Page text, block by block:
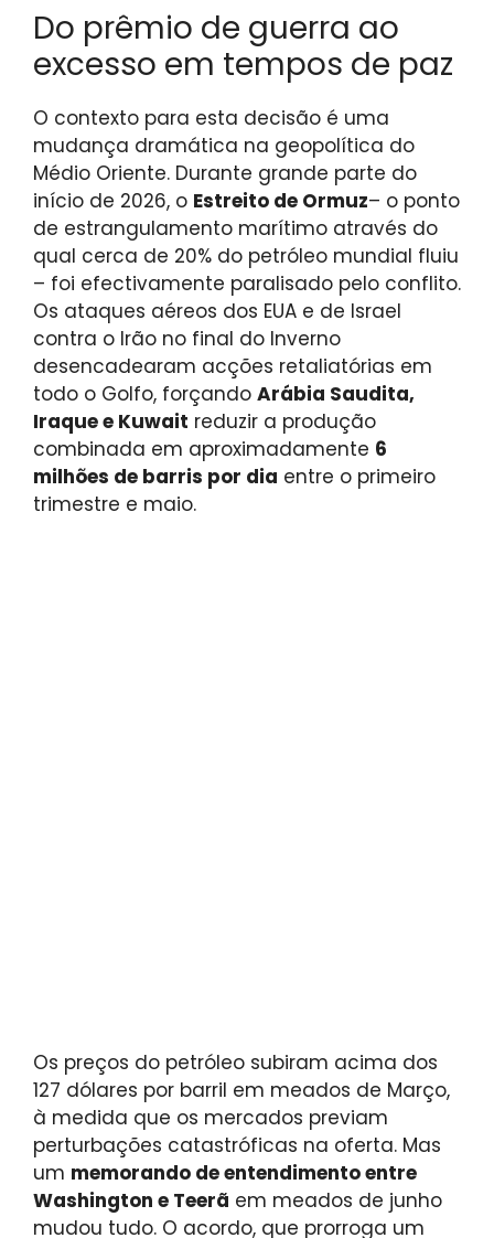
Do prêmio de guerra ao
excesso em tempos de paz
O contexto para esta decisão é uma
mudança dramática na geopolítica do
Médio Oriente. Durante grande parte do
início de 2026, o Estreito de Ormuz– o ponto
de estrangulamento marítimo através do
qual cerca de 20% do petróleo mundial fluiu
– foi efectivamente paralisado pelo conflito.
Os ataques aéreos dos EUA e de Israel
contra o Irão no final do Inverno
desencadearam acções retaliatórias em
todo o Golfo, forçando Arábia Saudita,
Iraque e Kuwait reduzir a produção
combinada em aproximadamente 6
milhões de barris por dia entre o primeiro
trimestre e maio.
Os preços do petróleo subiram acima dos
127 dólares por barril em meados de Março,
à medida que os mercados previam
perturbações catastróficas na oferta. Mas
um memorando de entendimento entre
Washington e Teerã em meados de junho
mudou tudo. O acordo, que prorroga um